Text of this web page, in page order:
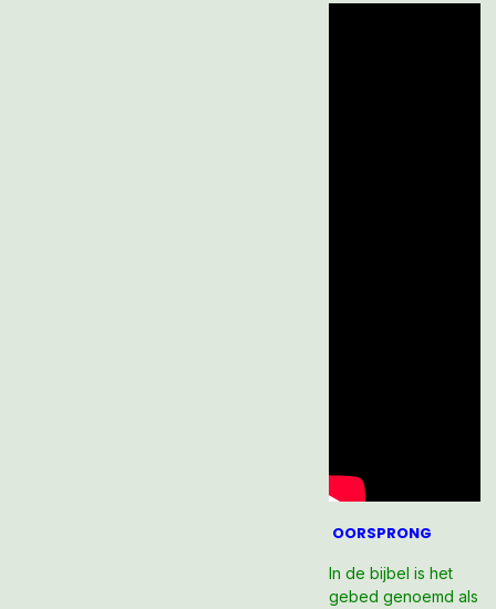
OORSPRONG
In de bijbel is het
gebed genoemd als